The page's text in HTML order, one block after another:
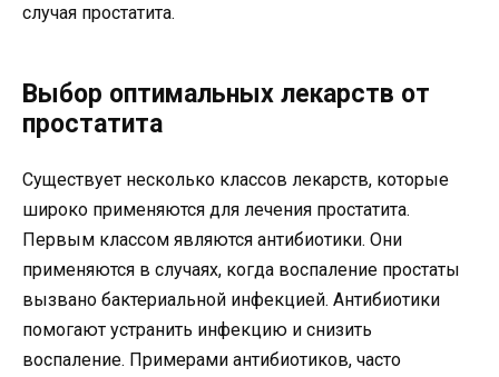
случая простатита.
Выбор оптимальных лекарств от
простатита
Существует несколько классов лекарств, которые
широко применяются для лечения простатита.
Первым классом являются антибиотики. Они
применяются в случаях, когда воспаление простаты
вызвано бактериальной инфекцией. Антибиотики
помогают устранить инфекцию и снизить
воспаление. Примерами антибиотиков, часто